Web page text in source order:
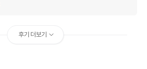
후기 더보기